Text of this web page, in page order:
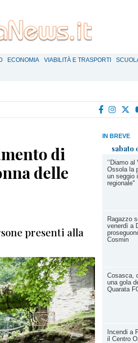
ECONOMIA VIABILITÀ E TRASPORTI
IN BREVE
sabato
‘’Diamo
Ossola la
un seggio
regionale''
Ragazzo
venerdì a
Cosmin
Cosasca,
una gola
Quarata
Incendi a
il Centro
di
delle
presenti alla